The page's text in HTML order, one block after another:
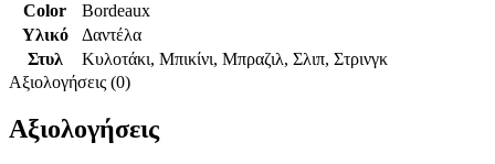
Color
Bordeaux
Υλικό
Δαντέλα
Στυλ
Κυλοτάκι, Μπικίνι, Μπραζιλ, Σλιπ, Στρινγκ
Αξιολογήσεις (0)
Αξιολογήσεις